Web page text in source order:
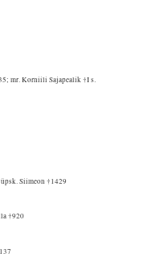
mr. Korniili Sajapealik †I s.
Siimeon †1429
†920